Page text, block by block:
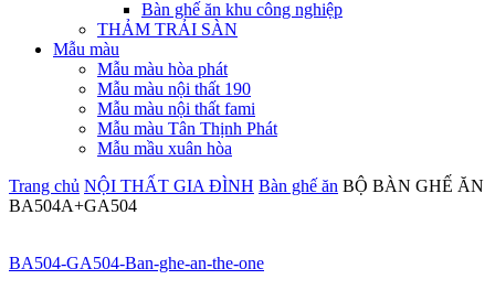
Bàn ghế ăn khu công nghiệp
THẢM TRẢI SÀN
Mẫu màu
Mẫu màu hòa phát
Mẫu màu nội thất 190
Mẫu màu nội thất fami
Mẫu màu Tân Thịnh Phát
Mẫu mầu xuân hòa
Trang chủ NỘI THẤT GIA ĐÌNH Bàn ghế ăn BỘ BÀN GHẾ ĂN
BA504A+GA504
BA504-GA504-Ban-ghe-an-the-one